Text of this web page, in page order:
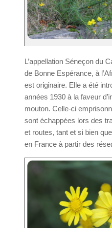
L’appellation Séneçon du
de Bonne Espérance, à
est originaire. Elle a été
années 1930 à la faveur
mouton. Celle-ci
sont échappées lors des
et routes, tant et si bien
en France à partir des